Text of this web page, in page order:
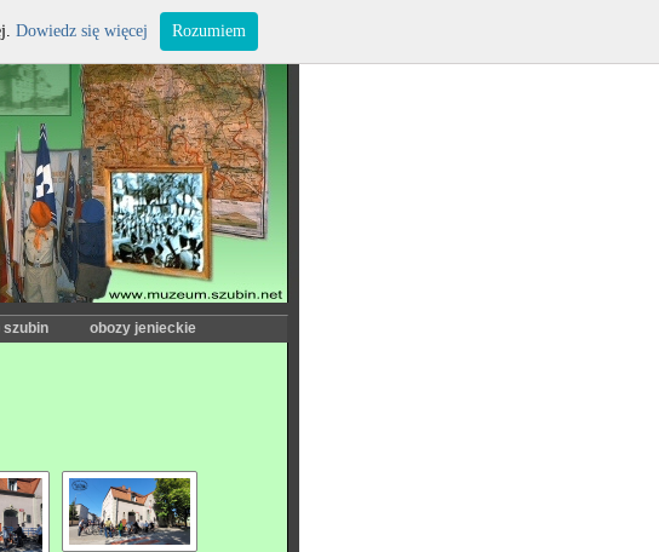
szubin obozy jenieckie
Dowiedz się więcej Rozumiem